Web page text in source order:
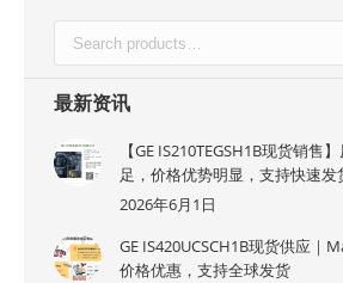
最新资讯
【GE IS210TEGSH1B现货销售
足，价格优势明显，支持快速发
2026年6月1日
GE IS420UCSCH1B现货供应｜
价格优惠，支持全球发货